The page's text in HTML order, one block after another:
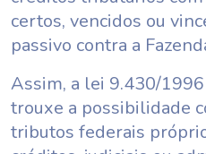
certos, vencidos ou
passivo contra a
Assim, a lei 9.430/
trouxe a possibilidade
tributos federais